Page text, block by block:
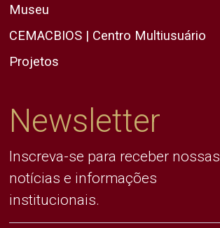
Museu
CEMACBIOS | Centro Multiusuário
Projetos
Newsletter
Inscreva-se para receber nossas
notícias e informações
institucionais.